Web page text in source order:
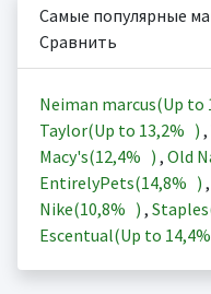
Самые популярные
Сравнить
Neiman marcus(Up to
Taylor(Up to 13,2% ) ,
Macy's(12,4% ) , Old
EntirelyPets(14,8% ) ,
Nike(10,8% ) ,
Escentual(Up to 14,4%